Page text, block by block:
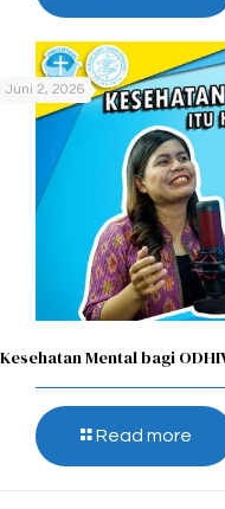
Juni 2, 2026
Kesehatan Mental bagi
Read more